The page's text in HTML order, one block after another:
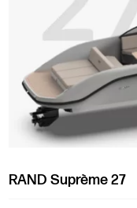
RAND Suprème 27